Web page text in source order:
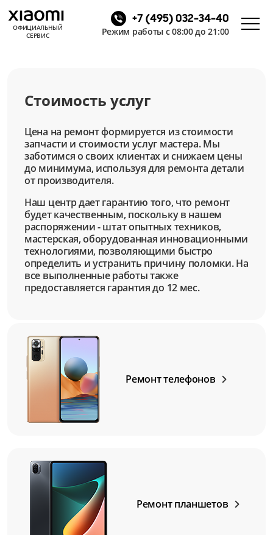
ОФИЦИАЛЬНЫЙ
СЕРВИС
+7 (495) 032-34-40
Режим работы с 08:00 до 21:00
Стоимость услуг
Цена на ремонт формируется из стоимости
запчасти и стоимости услуг мастера. Мы
заботимся о своих клиентах и снижаем цены
до минимума, используя для ремонта детали
от производителя.
Наш центр дает гарантию того, что ремонт
будет качественным, поскольку в нашем
распоряжении - штат опытных техников,
мастерская, оборудованная инновационными
технологиями, позволяющими быстро
определить и устранить причину поломки. На
все выполненные работы также
предоставляется гарантия до 12 мес.
Ремонт телефонов
Ремонт планшетов